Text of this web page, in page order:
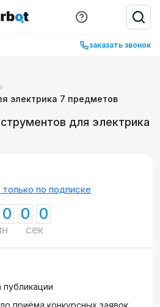
заказать звонок
›
электрика 7 предметов
для электрика
по подписке
0 0 0
сек
публикации
приёма конкурсных заявок